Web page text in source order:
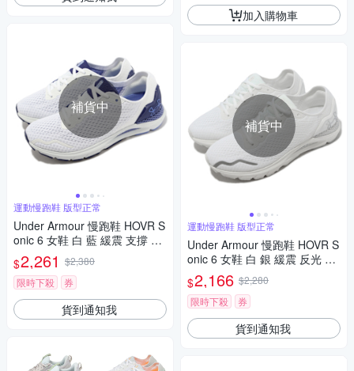
補貨中
運動慢跑鞋 版型正常
Under Armour 慢跑鞋 HOVR S
onic 6 女鞋 白 藍 緩震 支撐 反
光 運動鞋 UA 3026128102
$2,261 $2,380
限時下殺
券
貨到通知我
加入購物車
補貨中
運動慢跑鞋 版型正常
Under Armour 慢跑鞋 HOVR S
onic 6 女鞋 白 銀 緩震 反光 運
動鞋 UA 3026128101
$2,166 $2,280
限時下殺
券
貨到通知我